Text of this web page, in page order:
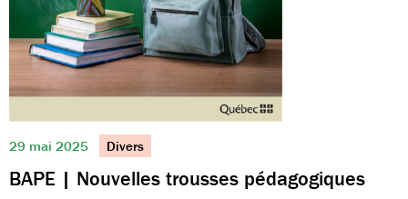
29 mai 2025 Divers
BAPE | Nouvelles trousses pédagogiques